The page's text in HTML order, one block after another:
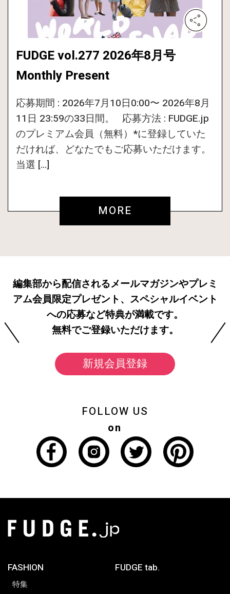
FUDGE vol.277 2026年8月号
Monthly Present
応募期間 : 2026年7月10日0:00〜 2026年8月
11日 23:59の33日間。 応募方法 : FUDGE.jp
のプレミアム会員（無料）*に登録していた
だければ、どなたでもご応募いただけます。
当選 […]
MORE
編集部から配信されるメールマガジンやプレミ
アム会員限定プレゼント、スペシャルイベント
への応募など特典が満載です。
無料でご登録いただけます。
新規会員登録
FOLLOW US
on
FASHION
特集
FUDGE tab.